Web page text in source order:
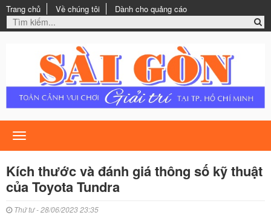
Trang chủ Về chúng tôi Dành cho quảng cáo
Toggle
navigation
Kích thước và đánh giá thông số kỹ thuật
của Toyota Tundra
Thứ tư - 28/06/2023 23:35